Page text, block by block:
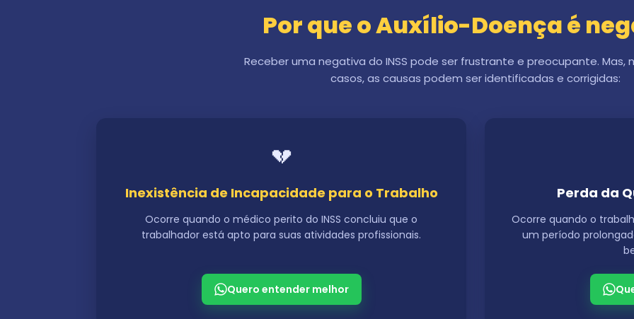
Por que o Auxílio-Doença é
Receber uma negativa do INSS pode ser frustrante e preocupante. Mas,
casos, as causas podem ser identificadas e corrigidas:
💔
Inexistência de Incapacidade para o Trabalho
Ocorre quando o médico perito do INSS concluiu que o
trabalhador está apto para suas atividades profissionais.
Quero entender melhor
Perda da
Ocorre quando o
um período